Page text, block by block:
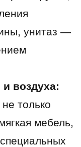
унитаз —
воздуха:
только
мебель,